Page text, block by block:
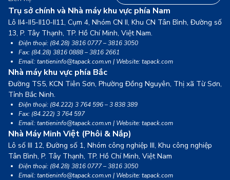
Trụ sở chính và Nhà máy khu vực phía Nam
Lô II4-II5-II10-II11, Cụm 4, Nhóm CN II, Khu CN Tân Bình, Đường số
13, P. Tây Thạnh, TP. Hồ Chí Minh, Việt Nam.
Điện thoại: (84.28) 3816 0777 – 3816 3050
Fax: (84.28) 3816 0888 – 3816 2661
Email: tantieninfo@tapack.com.vn | Website: tapack.com
Nhà máy khu vực phía Bắc
Đường TS5, KCN Tiên Sơn, Phường Đồng Nguyên, Thị xã Từ Sơn,
Tỉnh Bắc Ninh.
Điện thoại: (84.222) 3 764 596 – 3 838 389
Fax: (84.222) 3 764 597
Email: tantieninfo@tapack.com.vn | Website: tapack.com
Nhà Máy Minh Việt (Phôi & Nắp)
Lô số III 12, Đường số 1, Nhóm công nghiệp III, Khu công nghiệp
Tân Bình, P. Tây Thạnh, TP. Hồ Chí Minh, Việt Nam
Điện thoại: (84.28) 3816 0777 – 3816 3050
Email: tantieninfo@tapack.com.vn | Website: tapack.com